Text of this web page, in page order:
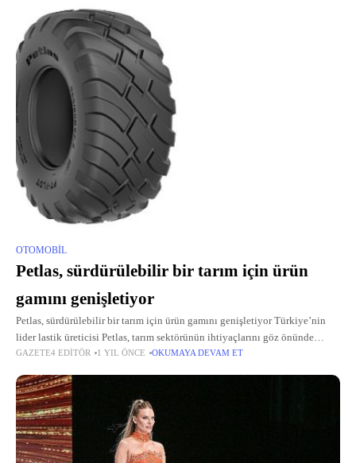
OTOMOBIL
Petlas, sürdürülebilir bir tarım için ürün
gamını genişletiyor
Petlas, sürdürülebilir bir tarım için ürün gamını genişletiyor Türkiye’nin
lider lastik üreticisi Petlas, tarım sektörünün ihtiyaçlarını göz önünde
bulundurarak çevre dostu ürün gamını genişletiyor.
GAZETE4 EDITÖR 1 YIL ÖNCE OKUMAYA DEVAM ET